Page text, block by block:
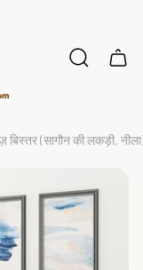
Cart
बिस्तर (सागौन की लकड़ी,